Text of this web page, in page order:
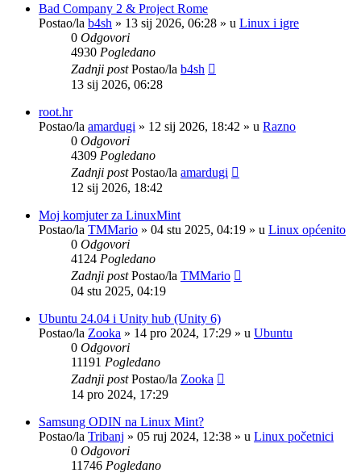
Bad Company 2 & Project Rome
Postao/la b4sh » 13 sij 2026, 06:28 » u Linux i igre
0 Odgovori
4930 Pogledano
Zadnji postPostao/la b4sh
13 sij 2026, 06:28
root.hr
Postao/la amardugi » 12 sij 2026, 18:42 » u Razno
0 Odgovori
4309 Pogledano
Zadnji postPostao/la amardugi
12 sij 2026, 18:42
Moj komjuter za LinuxMint
Postao/la TMMario » 04 stu 2025, 04:19 » u Linux općenito
0 Odgovori
4124 Pogledano
Zadnji postPostao/la TMMario
04 stu 2025, 04:19
Ubuntu 24.04 i Unity hub (Unity 6)
Postao/la Zooka » 14 pro 2024, 17:29 » u Ubuntu
0 Odgovori
11191 Pogledano
Zadnji postPostao/la Zooka
14 pro 2024, 17:29
Samsung ODIN na Linux Mint?
Postao/la Tribanj » 05 ruj 2024, 12:38 » u Linux početnici
0 Odgovori
11746 Pogledano